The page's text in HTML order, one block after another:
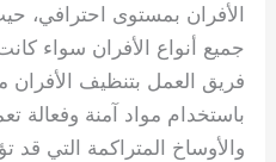
الأفران بمستوى احترافي،
جميع أنواع الأفران سواء
فريق العمل بتنظيف الأفران
باستخدام مواد آمنة وفعالة
والأوساخ المتراكمة التي قد